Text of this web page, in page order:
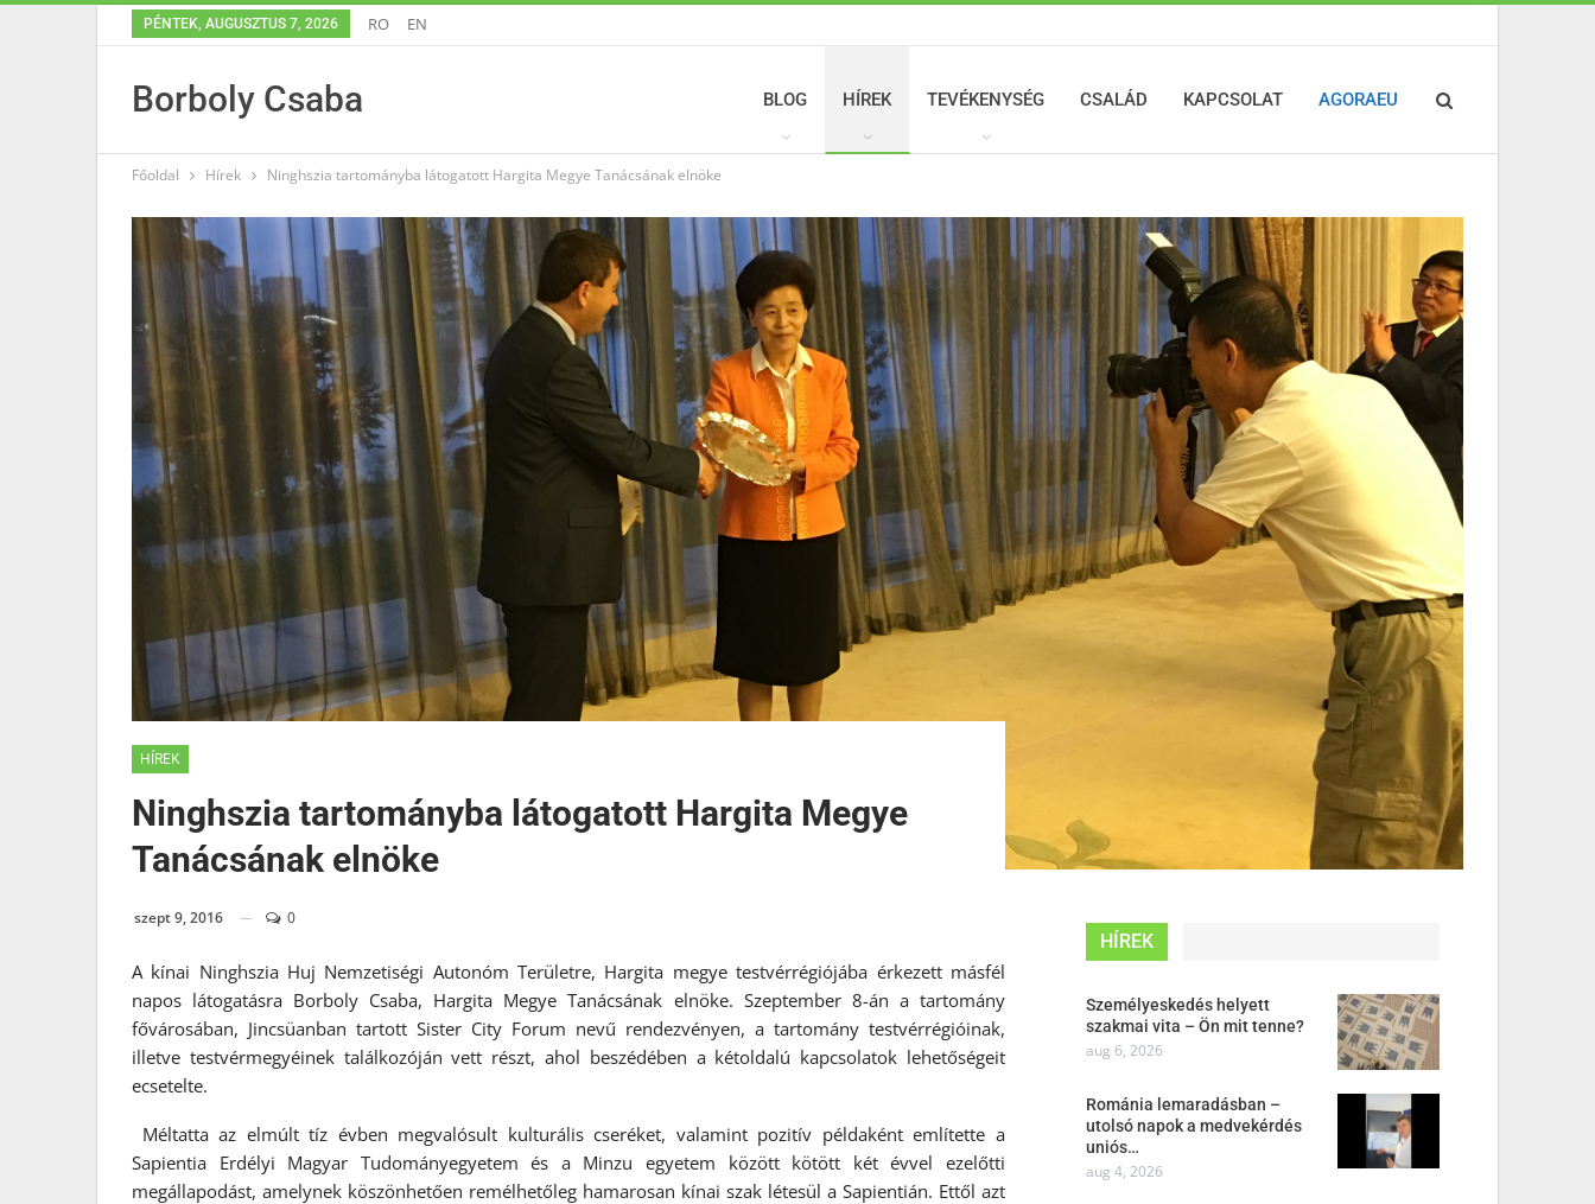
PÉNTEK, AUGUSZTUS 7, 2026 RO EN
Borboly Csaba BLOG HÍREK TEVÉKENYSÉG CSALÁD KAPCSOLAT AGORAEU
Főoldal Hírek Ninghszia tartományba látogatott Hargita Megye Tanácsának elnöke
HÍREK
Ninghszia tartományba látogatott Hargita Megye
Tanácsának elnöke
szept 9, 2016 0
A kínai Ninghszia Huj Nemzetiségi Autonóm Területre, Hargita megye testvérrégiójába érkezett másfél
napos látogatásra Borboly Csaba, Hargita Megye Tanácsának elnöke. Szeptember 8-án a tartomány
fővárosában, Jincsüanban tartott Sister City Forum nevű rendezvényen, a tartomány testvérrégióinak,
illetve testvérmegyéinek találkozóján vett részt, ahol beszédében a kétoldalú kapcsolatok lehetőségeit
ecsetelte.
Méltatta az elmúlt tíz évben megvalósult kulturális cseréket, valamint pozitív példaként említette a
Sapientia Erdélyi Magyar Tudományegyetem és a Minzu egyetem között kötött két évvel ezelőtti
megállapodást, amelynek köszönhetően remélhetőleg hamarosan kínai szak létesül a Sapientián. Ettől azt
HÍREK
Személyeskedés helyett
szakmai vita – Ön mit tenne?
aug 6, 2026
Románia lemaradásban –
utolsó napok a medvekérdés
uniós…
aug 4, 2026